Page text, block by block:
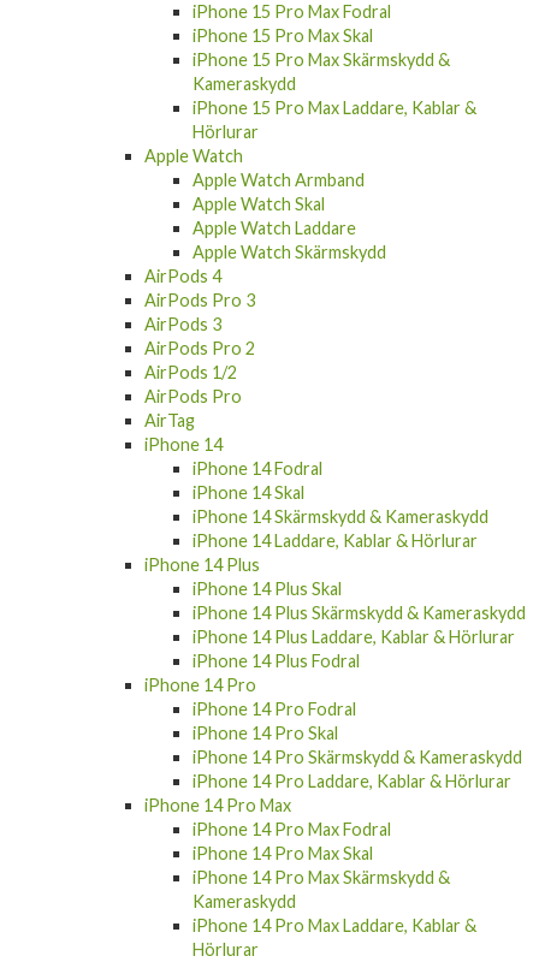
iPhone 15 Pro Max Fodral
iPhone 15 Pro Max Skal
iPhone 15 Pro Max Skärmskydd &
Kameraskydd
iPhone 15 Pro Max Laddare, Kablar &
Hörlurar
Apple Watch
Apple Watch Armband
Apple Watch Skal
Apple Watch Laddare
Apple Watch Skärmskydd
AirPods 4
AirPods Pro 3
AirPods 3
AirPods Pro 2
AirPods 1/2
AirPods Pro
AirTag
iPhone 14
iPhone 14 Fodral
iPhone 14 Skal
iPhone 14 Skärmskydd & Kameraskydd
iPhone 14 Laddare, Kablar & Hörlurar
iPhone 14 Plus
iPhone 14 Plus Skal
iPhone 14 Plus Skärmskydd & Kameraskydd
iPhone 14 Plus Laddare, Kablar & Hörlurar
iPhone 14 Plus Fodral
iPhone 14 Pro
iPhone 14 Pro Fodral
iPhone 14 Pro Skal
iPhone 14 Pro Skärmskydd & Kameraskydd
iPhone 14 Pro Laddare, Kablar & Hörlurar
iPhone 14 Pro Max
iPhone 14 Pro Max Fodral
iPhone 14 Pro Max Skal
iPhone 14 Pro Max Skärmskydd &
Kameraskydd
iPhone 14 Pro Max Laddare, Kablar &
Hörlurar